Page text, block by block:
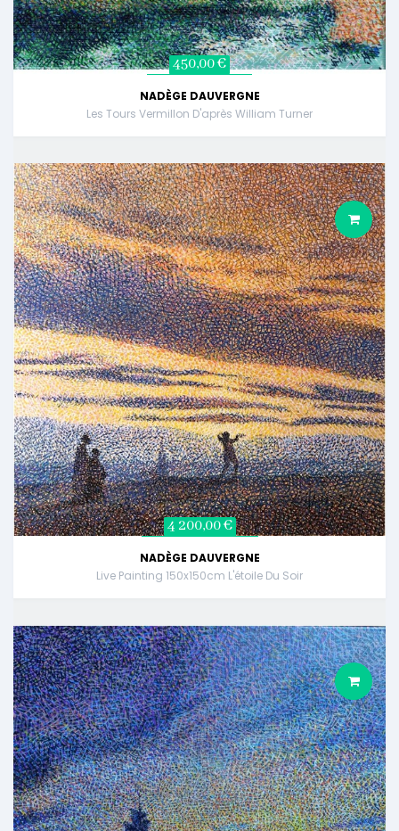
450,00 €
NADÈGE DAUVERGNE
Les Tours Vermillon D'après William Turner
4 200,00 €
NADÈGE DAUVERGNE
Live Painting 150x150cm L'étoile Du Soir